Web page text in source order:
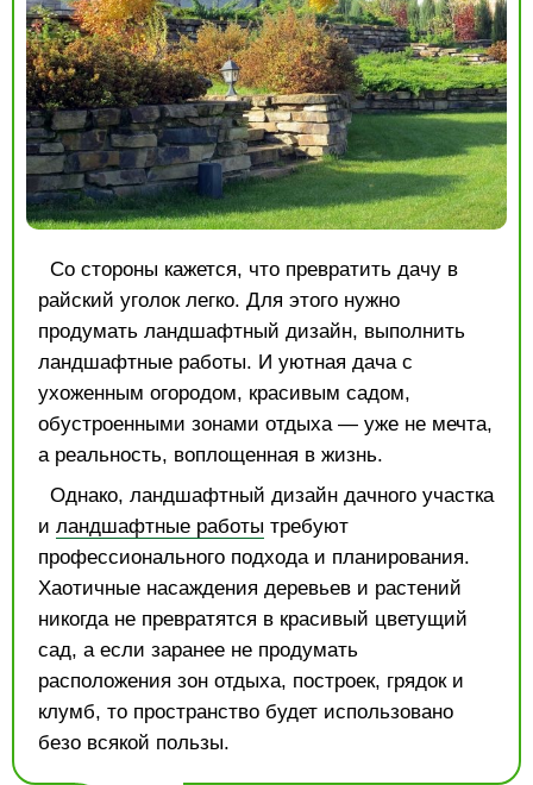
Со стороны кажется, что превратить дачу в
райский уголок легко. Для этого нужно
продумать ландшафтный дизайн, выполнить
ландшафтные работы. И уютная дача с
ухоженным огородом, красивым садом,
обустроенными зонами отдыха — уже не мечта,
а реальность, воплощенная в жизнь.
Однако, ландшафтный дизайн дачного участка
и ландшафтные работы требуют
профессионального подхода и планирования.
Хаотичные насаждения деревьев и растений
никогда не превратятся в красивый цветущий
сад, а если заранее не продумать
расположения зон отдыха, построек, грядок и
клумб, то пространство будет использовано
безо всякой пользы.